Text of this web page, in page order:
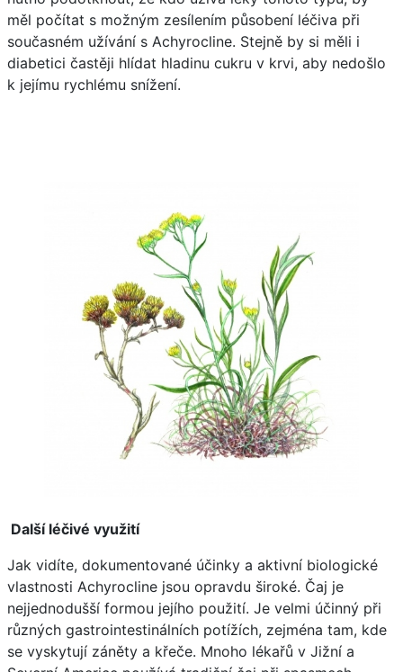
měl počítat s možným zesílením působení léčiva při
současném užívání s Achyrocline. Stejně by si měli i
diabetici častěji hlídat hladinu cukru v krvi, aby nedošlo
k jejímu rychlému snížení.
Další léčivé využití
Jak vidíte, dokumentované účinky a aktivní biologické
vlastnosti Achyrocline jsou opravdu široké. Čaj je
nejjednodušší formou jejího použití. Je velmi účinný při
různých gastrointestinálních potížích, zejména tam, kde
se vyskytují záněty a křeče. Mnoho lékařů v Jižní a